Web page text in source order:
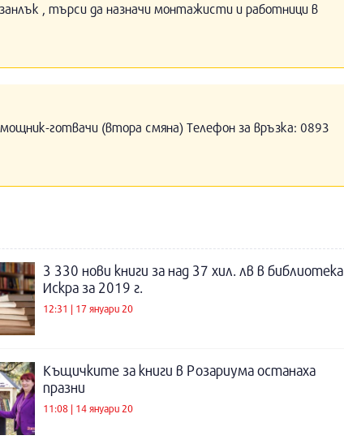
, търси да назначи монтажисти и работници в
готвачи (втора смяна) Телефон за връзка: 0893
3 330 нови книги за над 37 хил. лв в библиотека
Искра за 2019 г.
12:31 | 17 януари 20
Къщичките за книги в Розариума останаха
празни
11:08 | 14 януари 20